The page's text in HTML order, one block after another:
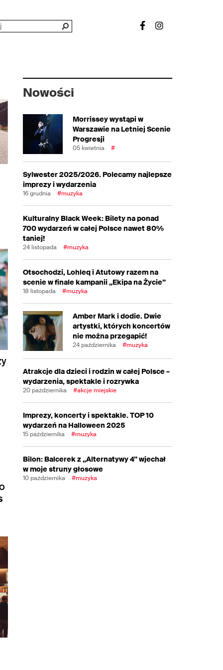
Nowości
Morrissey wystąpi w
Warszawie na Letniej Scenie
Progresji
05 kwietnia #
Sylwester 2025/2026. Polecamy najlepsze
imprezy i wydarzenia
16 grudnia #muzyka
Kulturalny Black Week: Bilety na ponad
700 wydarzeń w całej Polsce nawet 80%
taniej!
24 listopada #muzyka
Otsochodzi, Lohleq i Atutowy razem na
scenie w finale kampanii „Ekipa na Życie”
18 listopada #muzyka
Amber Mark i dodie. Dwie
artystki, których koncertów
nie można przegapić!
24 października #muzyka
Atrakcje dla dzieci i rodzin w całej Polsce –
wydarzenia, spektakle i rozrywka
20 października #akcje miejskie
Imprezy, koncerty i spektakle. TOP 10
wydarzeń na Halloween 2025
15 października #muzyka
Bilon: Balcerek z „Alternatywy 4” wjechał
w moje struny głosowe
10 października #muzyka